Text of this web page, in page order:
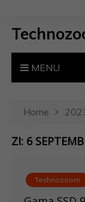
MENU
Home
ZI: 6
Technozoom